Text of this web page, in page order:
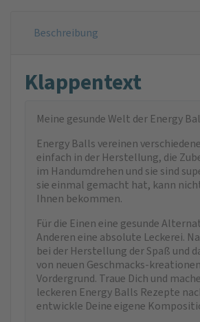
Beschreibung
Klappentext
Meine gesunde Welt der Energy
Energy Balls vereinen
einfach in der Herstellung, die
im Handumdrehen und sie sind
sie einmal gemacht hat, kann
Ihnen bekommen.
Für die Einen eine gesunde
Anderen eine absolute Leckerei.
bei der Herstellung der Spaß und
von neuen Geschmacks-
Vordergrund. Traue Dich und
leckeren Energy Balls Rezepte
entwickle Deine eigene